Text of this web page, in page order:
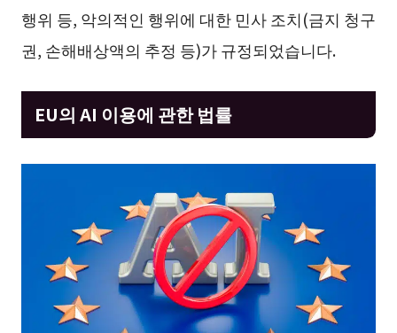
행위 등, 악의적인 행위에 대한 민사 조치(금지 청구
권, 손해배상액의 추정 등)가 규정되었습니다.
EU의 AI 이용에 관한 법률